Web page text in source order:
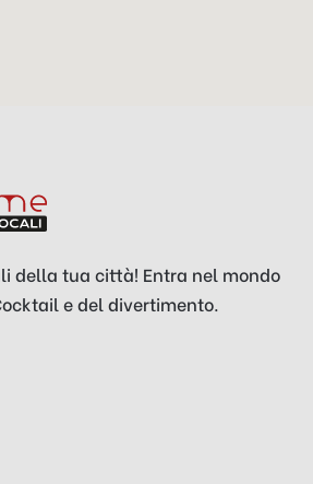
della tua città! Entra nel mondo
e del divertimento.